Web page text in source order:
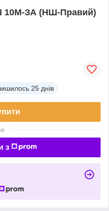
10М-ЗА (НШ-Правий)
25 днів
з